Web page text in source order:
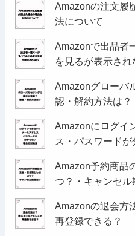
Amazonの注文履
法について
Amazonで出品者
を見るが表示され
Amazonグローバ
認・解約方法は？
Amazonにログイ
ス・パスワード
Amazon予約商品
つ？・キャンセル
Amazonの退会方
再登録できる？